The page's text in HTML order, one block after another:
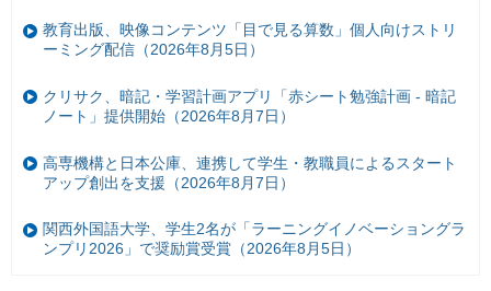
教育出版、映像コンテンツ「目で見る算数」個人向けストリ
ーミング配信（2026年8月5日）
クリサク、暗記・学習計画アプリ「赤シート勉強計画 - 暗記
ノート」提供開始（2026年8月7日）
高専機構と日本公庫、連携して学生・教職員によるスタート
アップ創出を支援（2026年8月7日）
関西外国語大学、学生2名が「ラーニングイノベーショングラ
ンプリ2026」で奨励賞受賞（2026年8月5日）